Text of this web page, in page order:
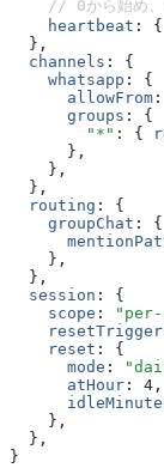
// 0から始め、
    heartbeat
: {
  }
,
  channels
:
{
    whatsapp
:
{
      allowFrom
:
      groups
:
{
        "*"
: {
      }
,
    }
,
  }
,
  routing
:
{
    groupChat
:
{
    }
,
  }
,
  session
:
{
    scope
: "per-
    reset
:
{
      mode
:
      atHour
: 4 ,
    }
,
  }
,
}